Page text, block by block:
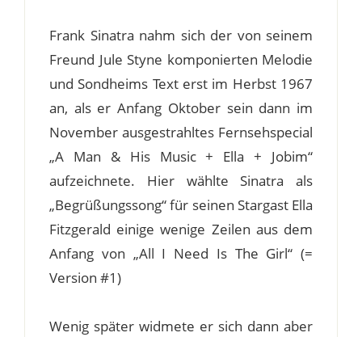
Frank Sinatra nahm sich der von seinem
Freund Jule Styne komponierten Melodie
und Sondheims Text erst im Herbst 1967
an, als er Anfang Oktober sein dann im
November ausgestrahltes Fernsehspecial
„A Man & His Music + Ella + Jobim“
aufzeichnete. Hier wählte Sinatra als
„Begrüßungssong“ für seinen Stargast Ella
Fitzgerald einige wenige Zeilen aus dem
Anfang von „All I Need Is The Girl“ (=
Version #1)
Wenig später widmete er sich dann aber